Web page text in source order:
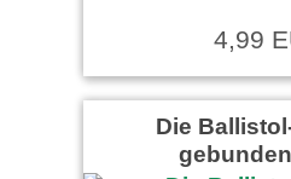
4,99
Die